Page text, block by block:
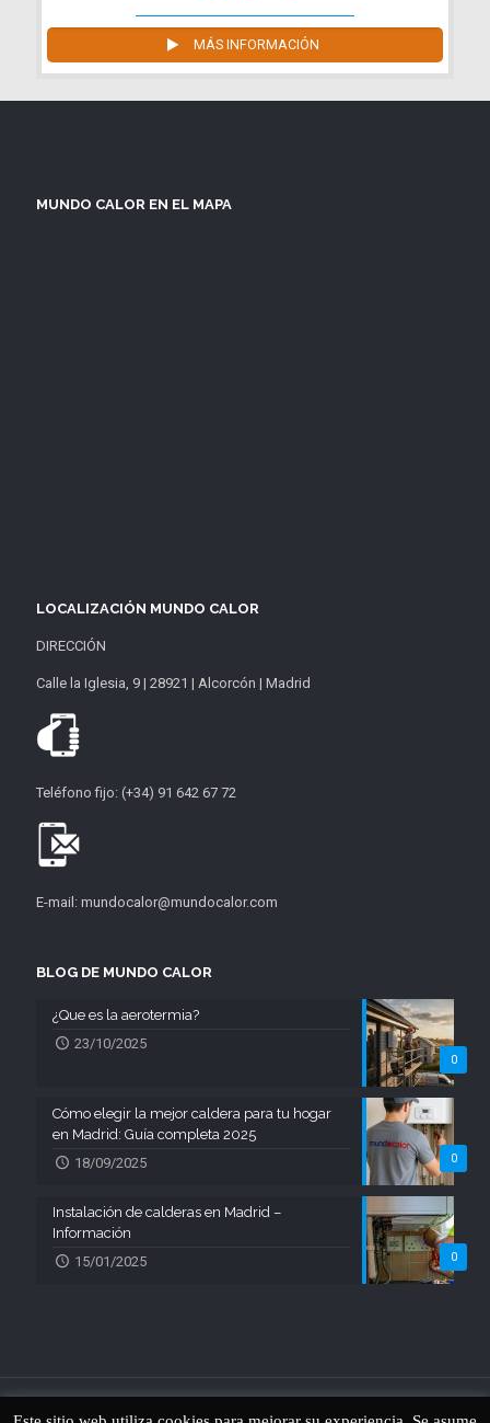
MÁS INFORMACIÓN
MUNDO CALOR EN EL MAPA
LOCALIZACIÓN MUNDO CALOR
DIRECCIÓN
Calle la Iglesia, 9 | 28921 | Alcorcón | Madrid
Teléfono fijo: (+34) 91 642 67 72
E-mail: mundocalor@mundocalor.com
BLOG DE MUNDO CALOR
0
¿Que es la aerotermia?
23/10/2025
0
Cómo elegir la mejor caldera para tu hogar
en Madrid: Guía completa 2025
18/09/2025
0
Instalación de calderas en Madrid –
Información
15/01/2025